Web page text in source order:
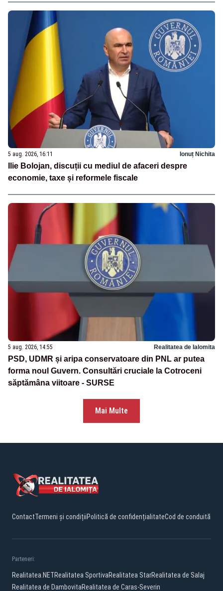
5 aug. 2026, 16:11 Ionuț Nichita
Ilie Bolojan, discuții cu mediul de afaceri despre
economie, taxe și reformele fiscale
5 aug. 2026, 14:55 Realitatea de Ialomita
PSD, UDMR și aripa conservatoare din PNL ar putea
forma noul Guvern. Consultări cruciale la Cotroceni
săptămâna viitoare - SURSE
Mai Multe
ContactTermeni și condițiiPolitică de confidențialitateCod de conduită
Parteneri:
Realitatea.NETRealitatea SportivaRealitatea StarRealitatea de Salaj
Realitatea de DambovitaRealitatea de Caras-Severin